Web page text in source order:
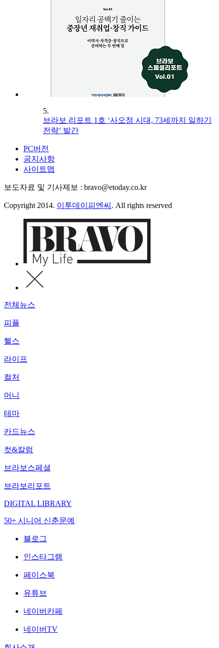
5.
브라보 리포트 1호 ‘사오정 시대, 73세까지 일하기
전략’ 발간
PC버전
공지사항
사이트맵
보도자료 및 기사제보 : bravo@etoday.co.kr
Copyright 2014. 이투데이피엔씨 . All rights reserved
전체뉴스
피플
헬스
라이프
컬처
머니
테마
카드뉴스
컷&칼럼
브라보스페셜
브라보리포트
DIGITAL LIBRARY
50+ 시니어 신춘문예
블로그
인스타그램
페이스북
유튜브
네이버카페
네이버TV